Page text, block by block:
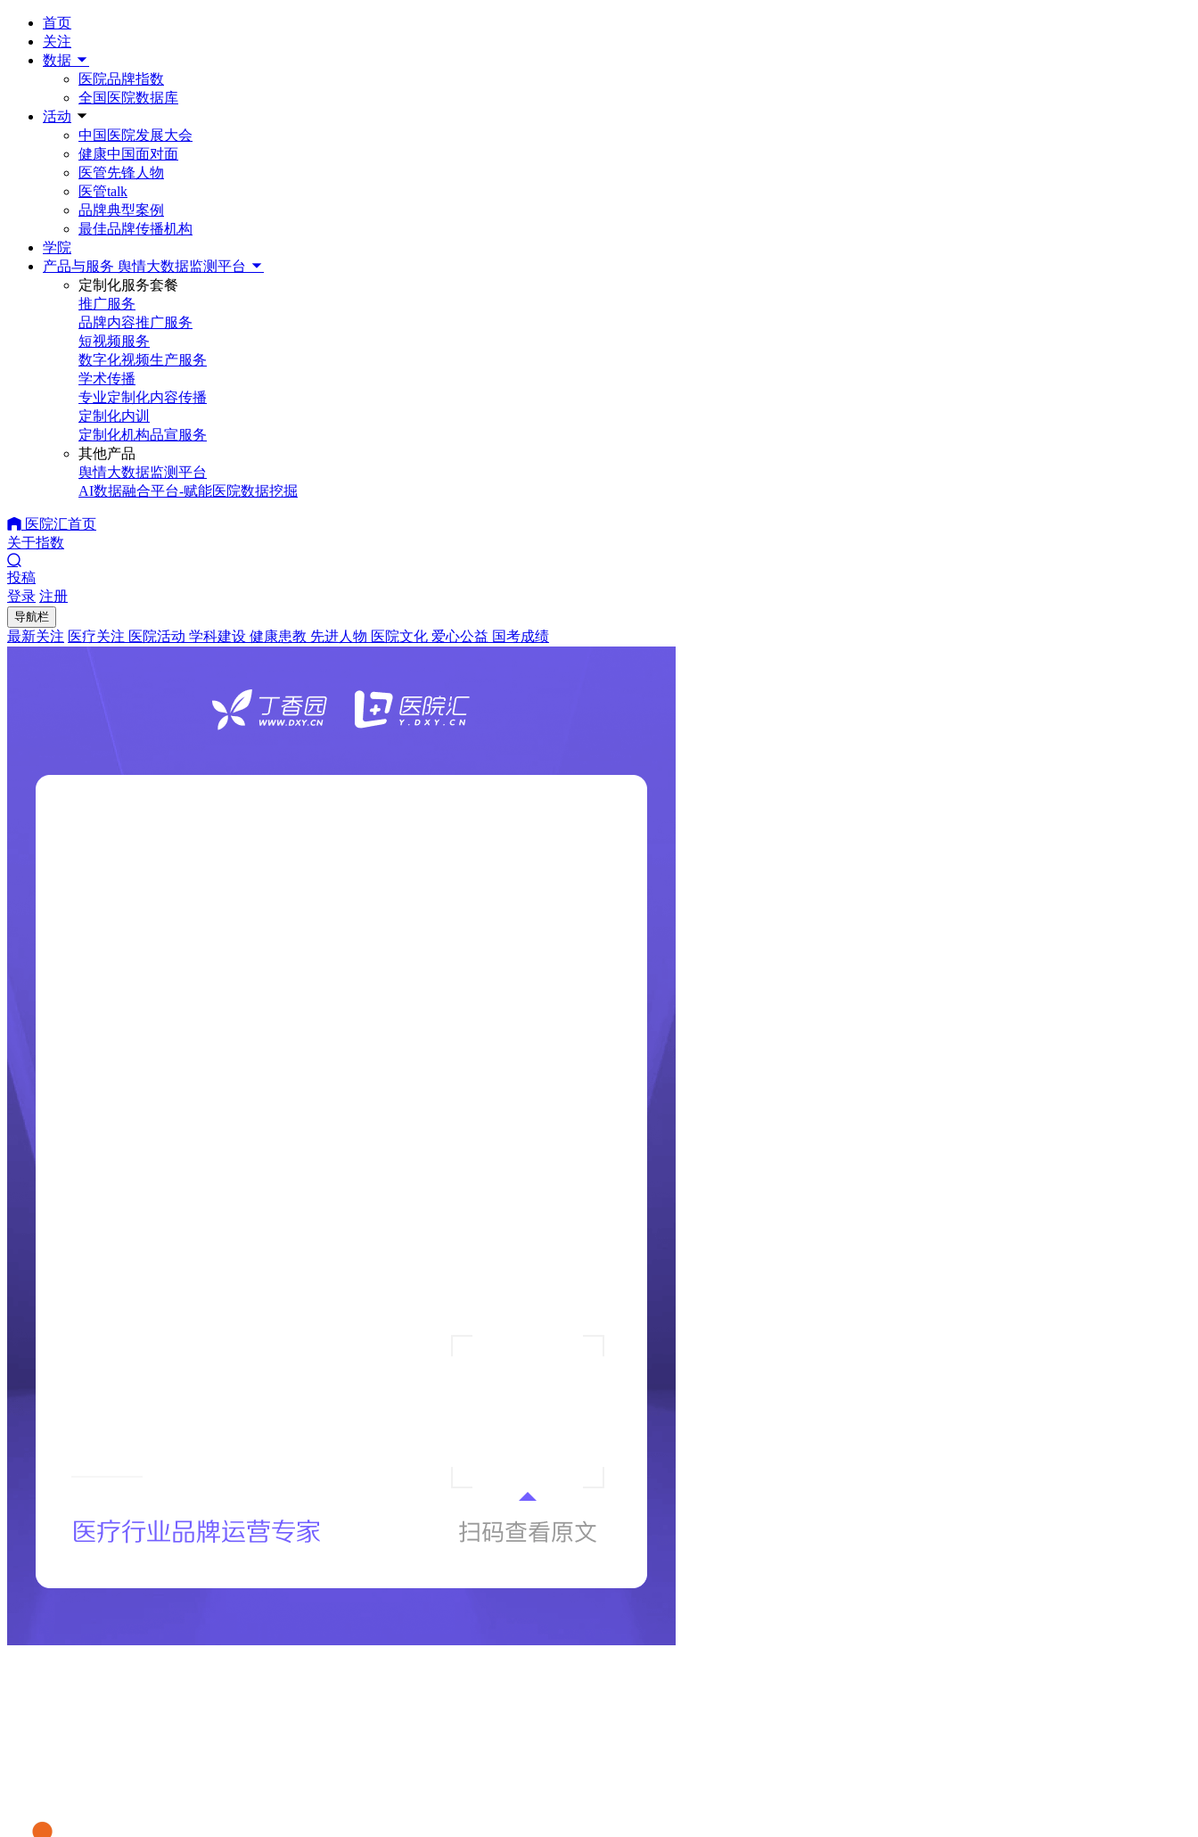
首页
关注
数据
医院品牌指数
全国医院数据库
活动
中国医院发展大会
健康中国面对面
医管先锋人物
医管talk
品牌典型案例
最佳品牌传播机构
学院
产品与服务 舆情大数据监测平台
定制化服务套餐
推广服务
品牌内容推广服务
短视频服务
数字化视频生产服务
学术传播
专业定制化内容传播
定制化内训
定制化机构品宣服务
其他产品
舆情大数据监测平台
AI数据融合平台-赋能医院数据挖掘
医院汇首页
关于指数
投稿
登录 注册
导航栏
最新关注 医疗关注 医院活动 学科建设 健康患教 先进人物 医院文化 爱心公益 国考成绩